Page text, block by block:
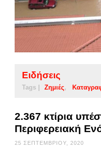
Ειδήσεις
Tags | Ζημιές
2.367 κτίρια
Περιφερειακή
25 ΣΕΠΤΕΜΒΡΊΟΥ, 2020